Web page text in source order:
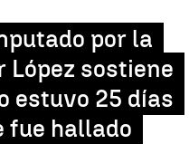
por la
López sostiene
estuvo 25 días
fue hallado